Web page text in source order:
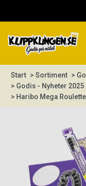
Start > Sortiment >
> Godis - Nyheter 2025
> Haribo Mega